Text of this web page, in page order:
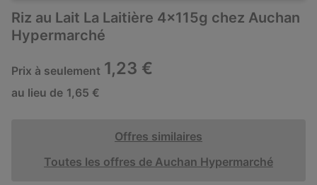
Riz au Lait La Laitière 4x115g chez Auchan
Hypermarché
Prix à seulement 1,23 €
au lieu de 1,65 €
Offres similaires
Toutes les offres de Auchan Hypermarché